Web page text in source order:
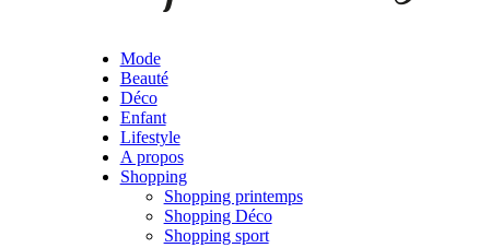
Mode
Beauté
Déco
Enfant
Lifestyle
A propos
Shopping
Shopping printemps
Shopping Déco
Shopping sport